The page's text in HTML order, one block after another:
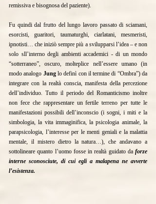
remissiva e bisognosa del paziente).
Fu quindi dal frutto del lungo lavoro passato di sciamani,
esorcisti, guaritori, taumaturghi, ciarlatani, mesmeristi,
ipnotisti… che iniziò sempre più a svilupparsi l’idea – e non
solo sll’interno degli ambienti accademici - di un mondo
“sotterraneo”, oscuro, molteplice nell’essere umano (in
modo analogo Jung lo definì con il termine di “Ombra”) da
integrare con la realtà conscia, manifesta della percezione
dell’individuo. Tutto il periodo del Romanticismo inoltre
non fece che rappresentare un fertile terreno per tutte le
manifestazioni possibili dell’inconscio (i sogni, i miti e la
simbologia, la vita immaginifica, la psicologia animale, la
parapsicologia, l’interesse per le menti geniali e la malattia
mentale, il mistero dietro la natura…), che andavano a
sottolineare quanto l’uomo fosse in realtà guidato da forze
interne sconosciute, di cui egli a malapena ne avverte
l’esistenza.